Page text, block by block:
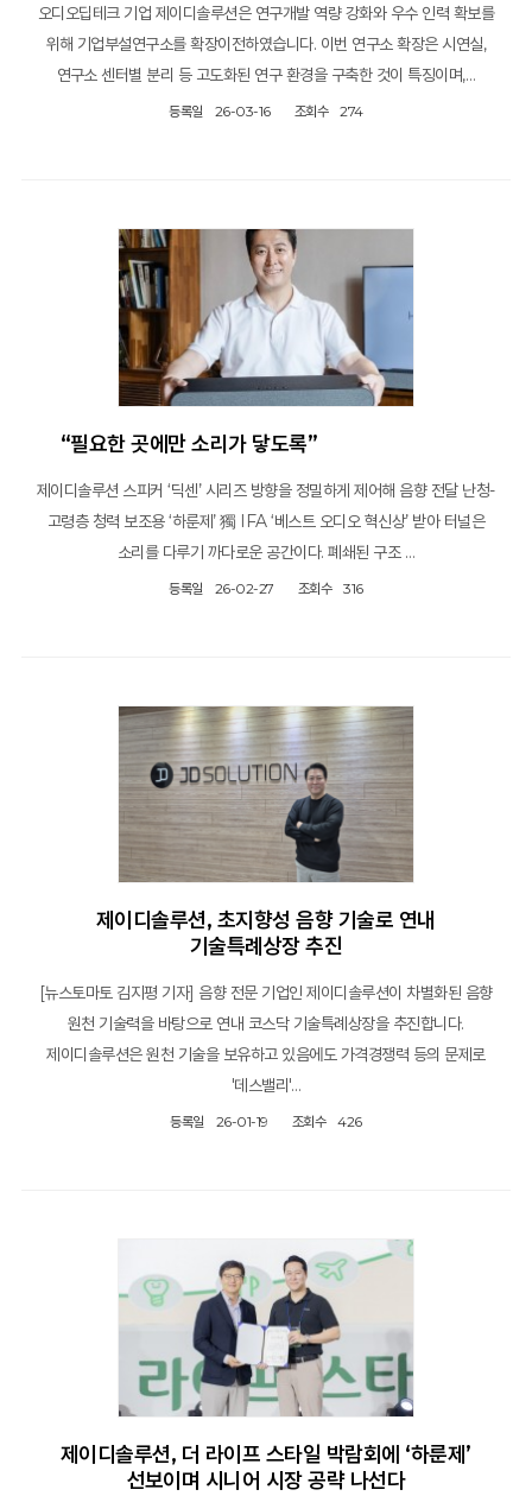
오디오딥테크 기업 제이디솔루션은 연구개발 역량 강화와 우수 인력 확보를
위해 기업부설연구소를 확장이전하였습니다. 이번 연구소 확장은 시연실,
연구소 센터별 분리 등 고도화된 연구 환경을 구축한 것이 특징이며,…
등록일 26-03-16 조회수 274
“필요한 곳에만 소리가 닿도록”
제이디솔루션 스피커 ‘딕센’ 시리즈 방향을 정밀하게 제어해 음향 전달 난청-
고령층 청력 보조용 ‘하룬제’ 獨 IFA ‘베스트 오디오 혁신상’ 받아 터널은
소리를 다루기 까다로운 공간이다. 폐쇄된 구조 …
등록일 26-02-27 조회수 316
제이디솔루션, 초지향성 음향 기술로 연내
기술특례상장 추진
[뉴스토마토 김지평 기자] 음향 전문 기업인 제이디솔루션이 차별화된 음향
원천 기술력을 바탕으로 연내 코스닥 기술특례상장을 추진합니다.
제이디솔루션은 원천 기술을 보유하고 있음에도 가격경쟁력 등의 문제로
'데스밸리'…
등록일 26-01-19 조회수 426
제이디솔루션, 더 라이프 스타일 박람회에 ‘하룬제’
선보이며 시니어 시장 공략 나선다